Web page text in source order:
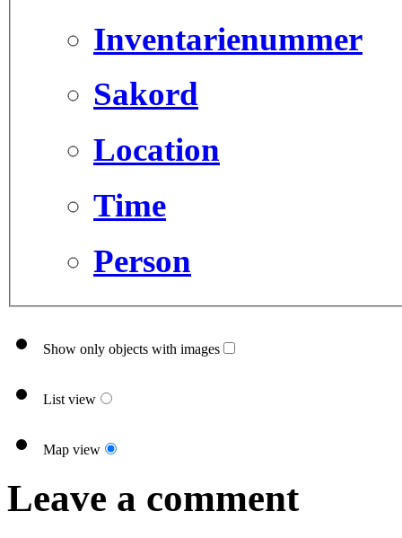
Inventarienummer
Sakord
Location
Time
Person
Show only objects with images
List view
Map view
Leave a comment